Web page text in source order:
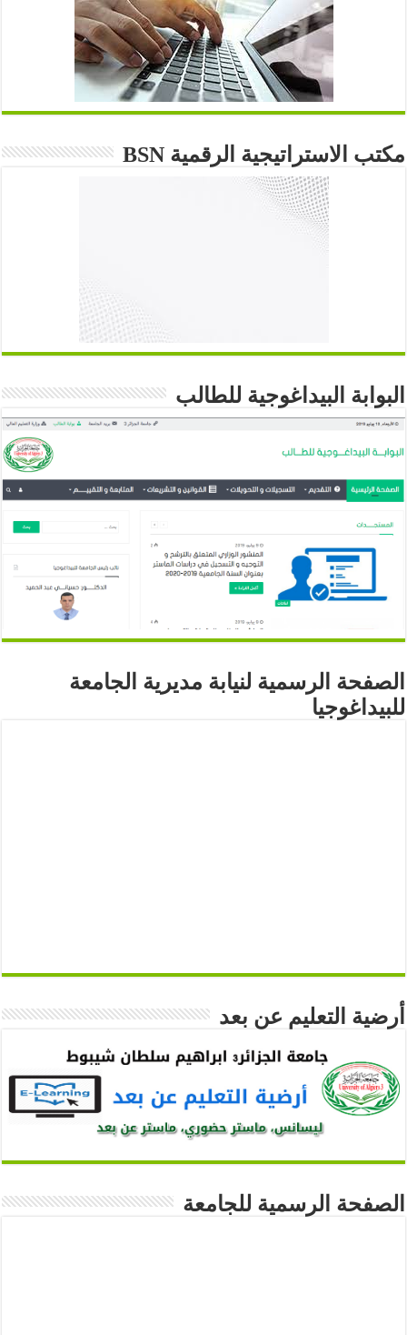
مكتب الاستراتيجية الرقمية BSN
البوابة البيداغوجية للطالب
الصفحة الرسمية لنيابة مديرية الجامعة
للبيداغوجيا
أرضية التعليم عن بعد
الصفحة الرسمية للجامعة